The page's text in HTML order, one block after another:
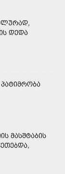
ᲓᲔᲓᲐ
ᲞᲐᲢᲘᲛᲠᲝᲑᲐ
ᲛᲐᲡᲨᲢᲐᲑᲘᲡ